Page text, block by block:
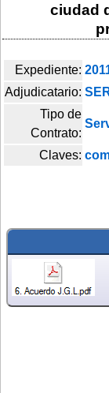
ciudad
Expediente:
Adjudicatario:
Tipo de
Contrato:
Claves: